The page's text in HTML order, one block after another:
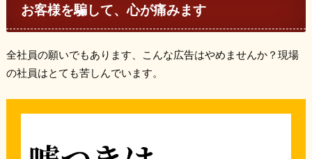
お客様を騙して、心が痛みます
全社員の願いでもあります、こんな広告はやめませんか？現場
の社員はとても苦しんでいます。